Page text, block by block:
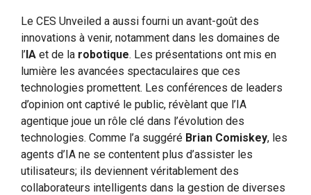
Le CES Unveiled a aussi fourni un avant-goût des
innovations à venir, notamment dans les domaines de
l’IA et de la robotique. Les présentations ont mis en
lumière les avancées spectaculaires que ces
technologies promettent. Les conférences de leaders
d’opinion ont captivé le public, révèlant que l’IA
agentique joue un rôle clé dans l’évolution des
technologies. Comme l’a suggéré Brian Comiskey, les
agents d’IA ne se contentent plus d’assister les
utilisateurs; ils deviennent véritablement des
collaborateurs intelligents dans la gestion de diverses